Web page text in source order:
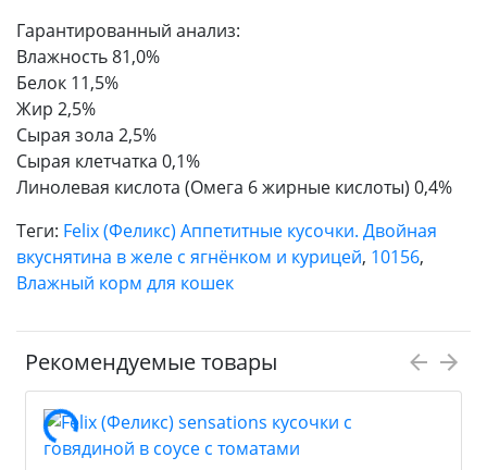
Гарантированный анализ:
Влажность 81,0%
Белок 11,5%
Жир 2,5%
Сырая зола 2,5%
Сырая клетчатка 0,1%
Линолевая кислота (Омега 6 жирные кислоты) 0,4%
Теги: Felix (Феликс) Аппетитные кусочки. Двойная
вкуснятина в желе с ягнёнком и курицей, 10156,
Влажный корм для кошек
Рекомендуемые товары